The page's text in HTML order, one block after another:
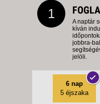
1
A naptár
kíván
jobbra-
jelöli.
6 nap
5 éjszaka